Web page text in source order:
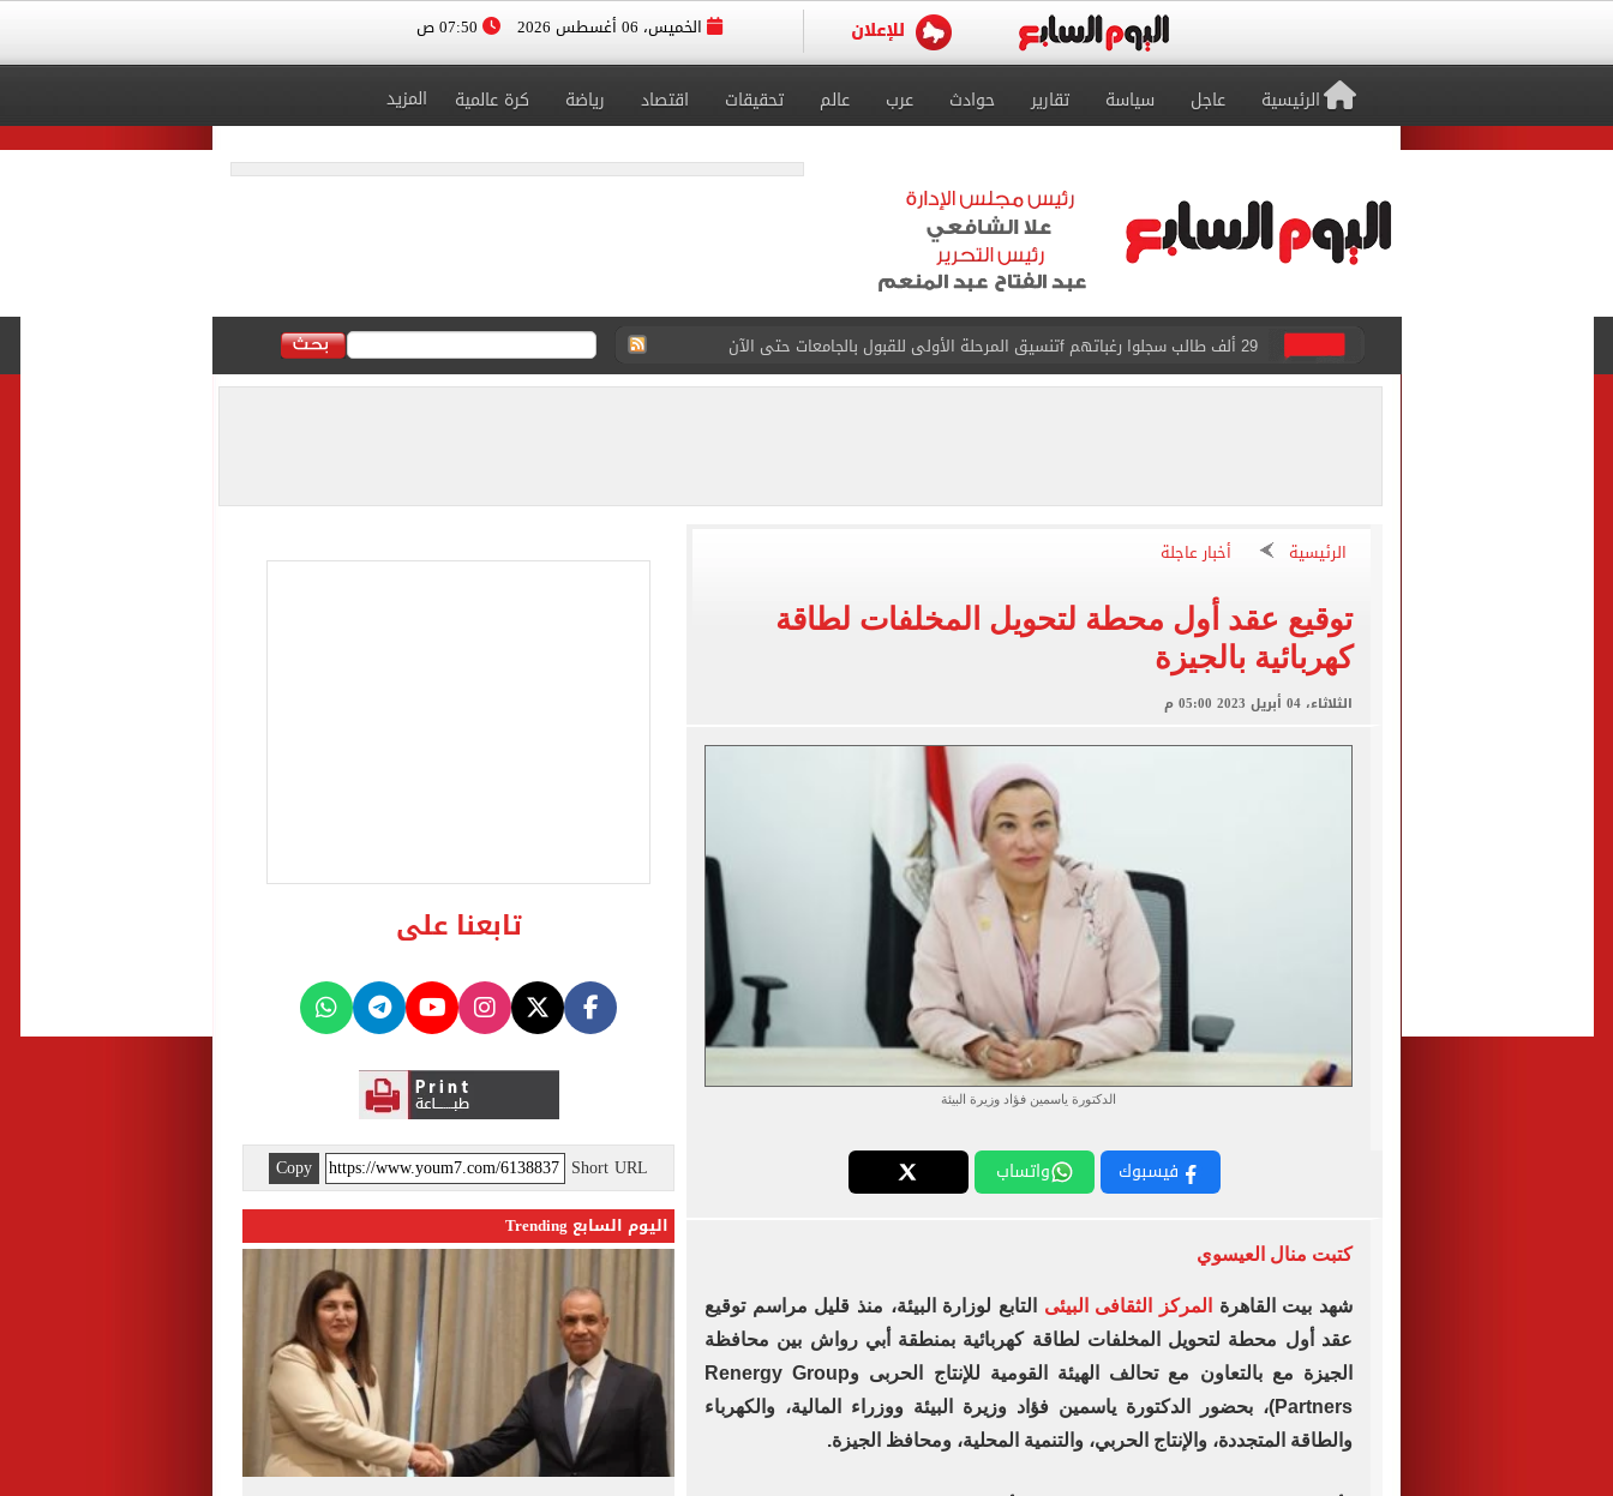
الخميس، 06 أغسطس 2026
الرئيسية عاجل سياسة تقارير حوادث عرب عالم تحقيقات اقتصاد رياضة كرة عالمية المزيد
حفلات U Arena تنطلق مع الهضبة عمرو دياب ضمن «يلا ساحل 2026» بالعلمين الجديدة
الآلاف يودعون عروس الشرقية إلى مثواها الأخير بعد وفاتها ليلة زفافها.. صور
الأهلى يقسو على النجوم بسداسية ودياً.. وغياب إمام عاشور
التموين والزراعة وجهاز مستقبل مصر يعلنون طرح السكر الحر بـ25 جنيها من الغد
البنك المركزى: ارتفاع الاحتياطى الأجنبى لـ 56.3 مليار دولار نهاية يوليو
الرئيسية أخبار عاجلة
توقيع عقد أول محطة لتحويل المخلفات لطاقة
كهربائية بالجيزة
الثلاثاء، 04 أبريل 2023 05:00 م
الدكتورة ياسمين فؤاد وزيرة البيئة
فيسبوك واتساب
كتبت منال العيسوي
شهد بيت القاهرة المركز الثقافى البيئى التابع لوزارة البيئة، منذ قليل مراسم توقيع
عقد أول محطة لتحويل المخلفات لطاقة كهربائية بمنطقة أبي رواش بين محافظة
الجيزة مع بالتعاون مع تحالف الهيئة القومية للإنتاج الحربى وRenergy Group
Partners)، بحضور الدكتورة ياسمين فؤاد وزيرة البيئة ووزراء المالية، والكهرباء
والطاقة المتجددة، والإنتاج الحربي، والتنمية المحلية، ومحافظ الجيزة.
تابعنا على
Short URL
Copy
اليوم السابع Trending